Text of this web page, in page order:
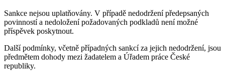
Sankce nejsou uplatňovány. V případě nedodržení předepsaných
povinností a nedoložení požadovaných podkladů není možné
příspěvek poskytnout.
Další podmínky, včetně případných sankcí za jejich nedodržení, jsou
předmětem dohody mezi žadatelem a Úřadem práce České
republiky.